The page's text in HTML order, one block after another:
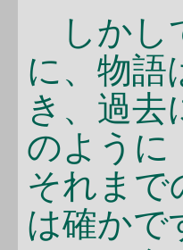
しかし
に、物語
き、過去
のように
それまで
は確かで